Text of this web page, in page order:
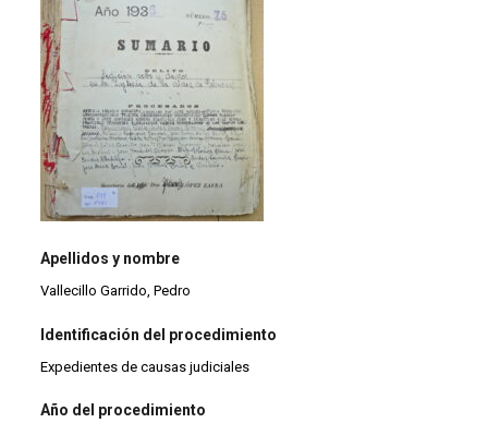
Apellidos y nombre
Vallecillo Garrido, Pedro
Identificación del procedimiento
Expedientes de causas judiciales
Año del procedimiento